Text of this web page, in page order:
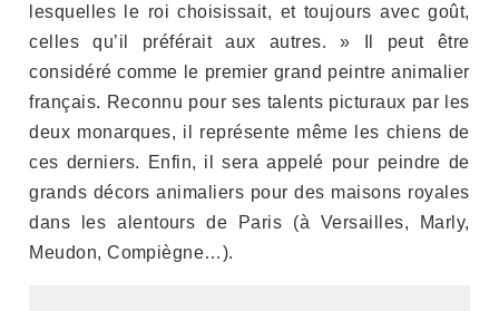
lesquelles le roi choisissait, et toujours avec goût,
celles qu’il préférait aux autres. » Il peut être
considéré comme le premier grand peintre animalier
français. Reconnu pour ses talents picturaux par les
deux monarques, il représente même les chiens de
ces derniers. Enfin, il sera appelé pour peindre de
grands décors animaliers pour des maisons royales
dans les alentours de Paris (à Versailles, Marly,
Meudon, Compiègne…).